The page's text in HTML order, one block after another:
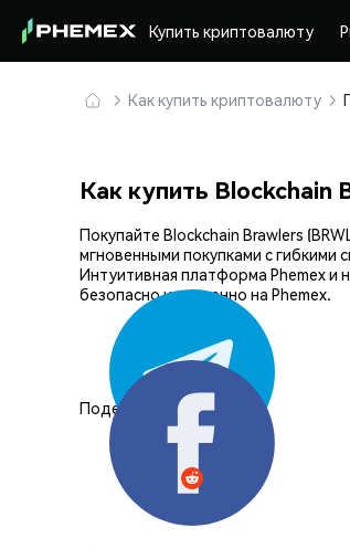
Купить криптовалюту
Как купить криптовалюту
Как купить Blockchain
Покупайте Blockchain Brawlers
мгновенными покупками с
Интуитивная платформа Phemex и
безопасно и уверенно на Phemex.
Поделиться: